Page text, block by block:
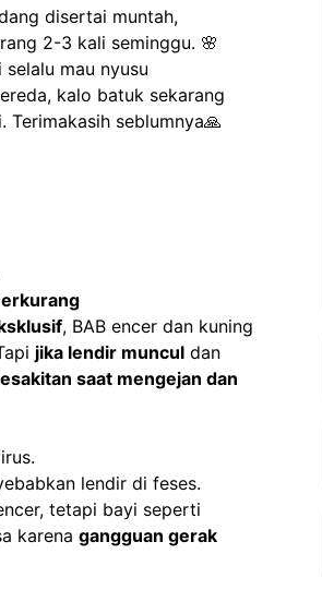
disertai muntah,
2-3 kali seminggu. 🌸
mau nyusu
kalo batuk sekarang
Terimakasih seblumnya🙏
, BAB encer dan kuning
jika lendir muncul dan
saat mengejan dan
lendir di feses.
tetapi bayi seperti
karena gangguan gerak